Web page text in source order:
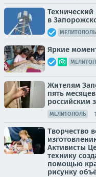
в
МЕЛИТОПОЛЬ
Яркие
Жителям
пять
российским
МЕЛИТОПОЛЬ
Творчество
Активисты
технику
помощью
рисунку